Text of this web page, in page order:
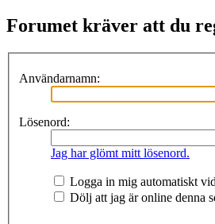
Forumet kräver att du
Användarnamn:
Lösenord:
Jag har glömt mitt lösenord.
Logga in mig automatiskt
Dölj att jag är online denna